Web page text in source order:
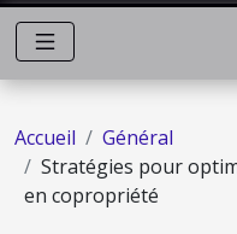
Accueil
Général
Stratégies pour
en copropriété